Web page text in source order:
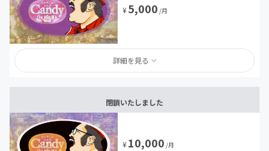
¥5,000 /月
詳細を見る
閉鎖いたしました
¥10,000 /月